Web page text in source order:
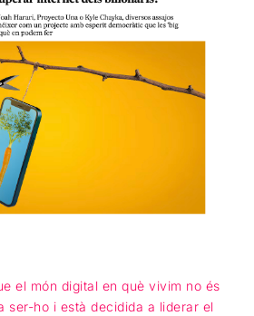
el món digital en què vivim no és
ser-ho i està decidida a liderar el